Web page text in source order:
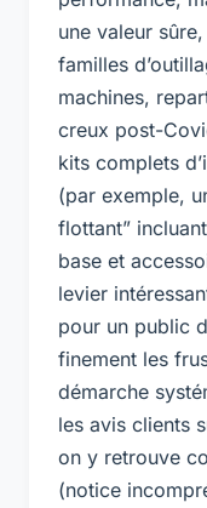
une valeur
familles
machines,
creux post-
kits complets
(par exemple,
flottant”
base et
levier
pour un public
finement les
démarche
les avis clients
on y retrouve
(notice